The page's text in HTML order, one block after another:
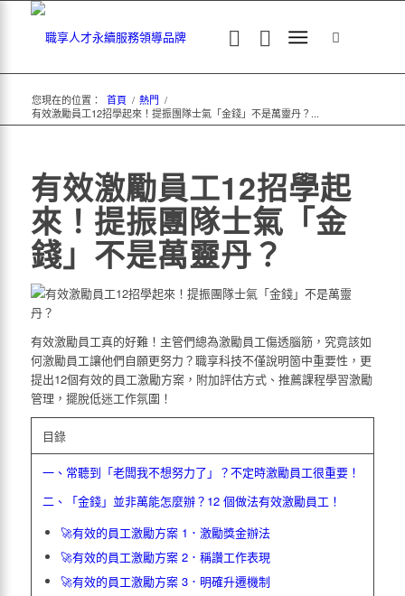
您現在的位置： 首頁 / 熱門 /
有效激勵員工12招學起來！提振團隊士氣「金錢」不是萬靈丹？...
有效激勵員工12招學起
來！提振團隊士氣「金
錢」不是萬靈丹？
有效激勵員工真的好難！主管們總為激勵員工傷透腦筋，究竟該如
何激勵員工讓他們自願更努力？職享科技不僅說明箇中重要性，更
提出12個有效的員工激勵方案，附加評估方式、推薦課程學習激勵
管理 ，擺脫低迷工作氛圍！
目錄
一、常聽到「老闆我不想努力了」？不定時激勵員工很重要！
二、「金錢」並非萬能怎麼辦？12 個做法有效激勵員工 ！
🚀有效的員工激勵方案1． 激勵獎金辦法
🚀有效的員工激勵方案 2． 稱讚工作表現
🚀有效的員工激勵方案 3．明確升遷機制